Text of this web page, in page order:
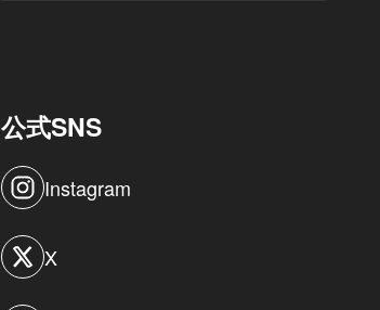
公式SNS
Instagram
X